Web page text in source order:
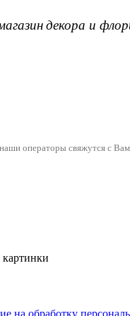
декора и
операторы свяжутся с
на обработку